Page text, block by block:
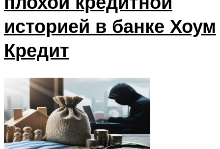
историей в банке Хоум
Кредит